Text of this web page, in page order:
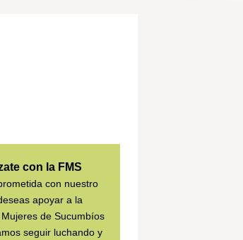
con la FMS
con nuestro
apoyar a la
de Sucumbíos
seguir luchando y